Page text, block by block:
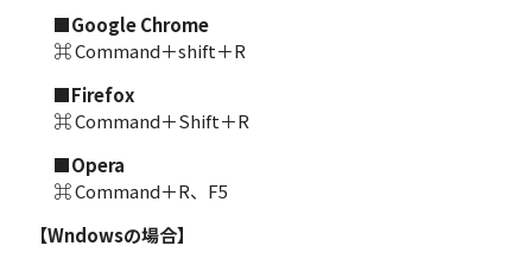
■Google Chrome
⌘ Command＋shift＋R
■Firefox
⌘ Command＋Shift＋R
■Opera
⌘ Command＋R、F5
【Wndowsの場合】